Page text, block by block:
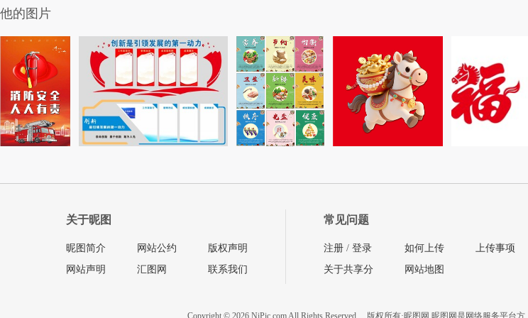
他的图片
关于昵图
昵图简介
网站声明
网站公约
汇图网
版权声明
联系我们
常见问题
注册 / 登录
关于共享分
如何上传
网站地图
上传事项